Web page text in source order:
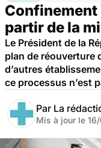
Confinement
partir de la
Le Président de la
plan de réouverture
d’autres
ce processus n’est
Par La
Mis à jour le